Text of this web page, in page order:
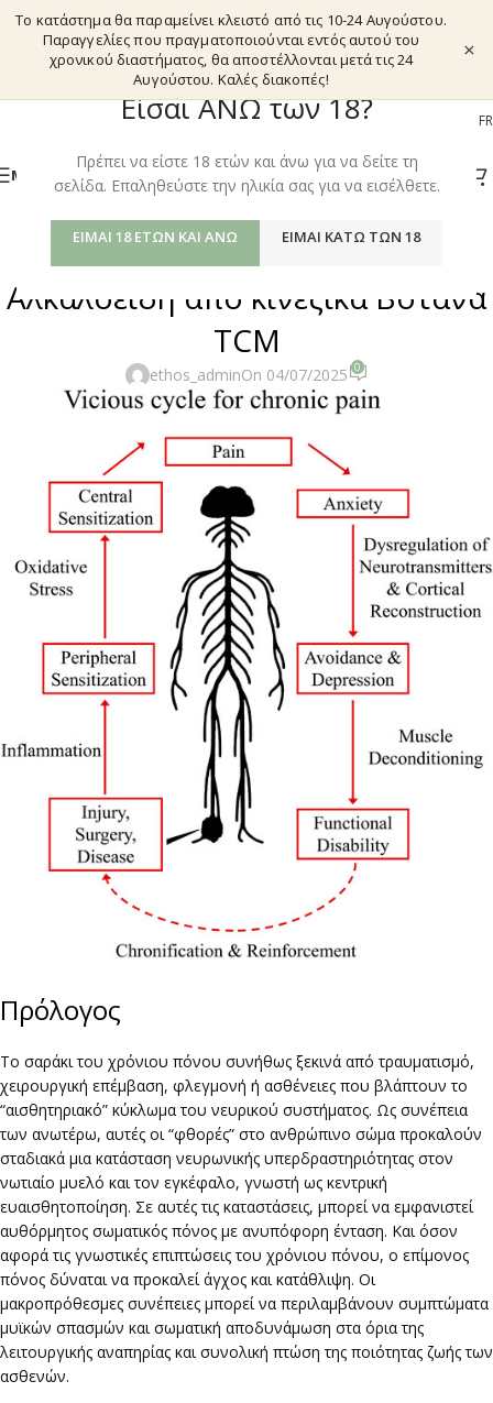
Είσαι ΑΝΩ των 18?
Πρέπει να είστε 18 ετών και άνω για να δείτε τη
σελίδα. Επαληθεύστε την ηλικία σας για να εισέλθετε.
ΕΊΜΑΙ 18 ΕΤΏΝ ΚΑΙ ΆΝΩ ΕΊΜΑΙ ΚΆΤΩ ΤΩΝ 18
Το κατάστημα θα παραμείνει κλειστό από τις 10-24 Αυγούστου.
Παραγγελίες που πραγματοποιούνται εντός αυτού του
χρονικού διαστήματος, θα αποστέλλονται μετά τις 24
Αυγούστου. Καλές διακοπές!
×
EL FR
ΜΕΝΟΎ
ΠΑΡΑΔΟΣΙΑΚΆ ΘΕΡΑΠΕΥΤΙΚΆ ΒΌΤΑΝΑ
Χρόνιος Πονος & Αναλγητικά
Αλκαλοειδή από κινέζικα Βότανα
TCM
ethos_adminOn 04/07/2025 0
Πρόλογος
Το σαράκι του χρόνιου πόνου συνήθως ξεκινά από τραυματισμό,
χειρουργική επέμβαση, φλεγμονή ή ασθένειες που βλάπτουν το
“αισθητηριακό” κύκλωμα του νευρικού συστήματος. Ως συνέπεια
των ανωτέρω, αυτές οι “φθορές” στο ανθρώπινο σώμα προκαλούν
σταδιακά μια κατάσταση νευρωνικής υπερδραστηριότητας στον
νωτιαίο μυελό και τον εγκέφαλο, γνωστή ως κεντρική
ευαισθητοποίηση. Σε αυτές τις καταστάσεις, μπορεί να εμφανιστεί
αυθόρμητος σωματικός πόνος με ανυπόφορη ένταση. Και όσον
αφορά τις γνωστικές επιπτώσεις του χρόνιου πόνου, ο επίμονος
πόνος δύναται να προκαλεί άγχος και κατάθλιψη. Οι
μακροπρόθεσμες συνέπειες μπορεί να περιλαμβάνουν συμπτώματα
μυϊκών σπασμών και σωματική αποδυνάμωση στα όρια της
λειτουργικής αναπηρίας και συνολική πτώση της ποιότητας ζωής των
ασθενών.